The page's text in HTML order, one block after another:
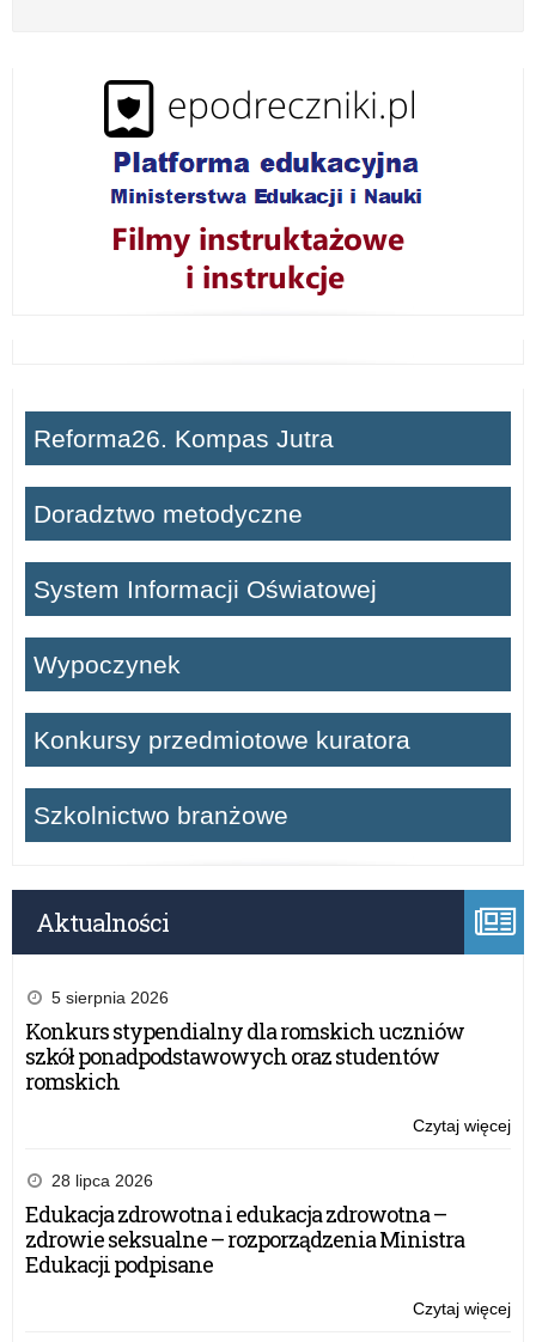
Reforma26. Kompas Jutra
Doradztwo metodyczne
System Informacji Oświatowej
Wypoczynek
Konkursy przedmiotowe kuratora
Szkolnictwo branżowe
Aktualności
5 sierpnia 2026
Konkurs stypendialny dla romskich uczniów
szkół ponadpodstawowych oraz studentów
romskich
Czytaj więcej
28 lipca 2026
Edukacja zdrowotna i edukacja zdrowotna –
zdrowie seksualne – rozporządzenia Ministra
Edukacji podpisane
Czytaj więcej